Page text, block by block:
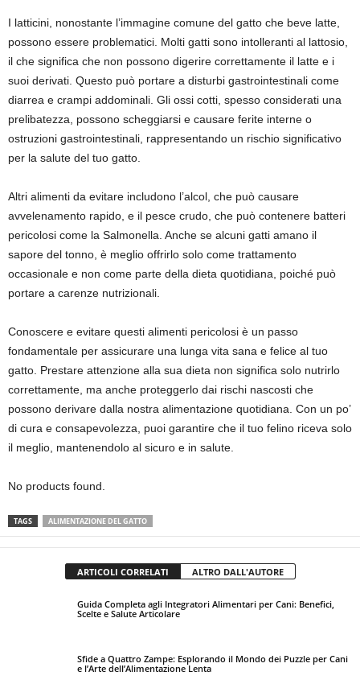
I latticini, nonostante l’immagine comune del gatto che beve latte,
possono essere problematici. Molti gatti sono intolleranti al lattosio,
il che significa che non possono digerire correttamente il latte e i
suoi derivati. Questo può portare a disturbi gastrointestinali come
diarrea e crampi addominali. Gli ossi cotti, spesso considerati una
prelibatezza, possono scheggiarsi e causare ferite interne o
ostruzioni gastrointestinali, rappresentando un rischio significativo
per la salute del tuo gatto.
Altri alimenti da evitare includono l’alcol, che può causare
avvelenamento rapido, e il pesce crudo, che può contenere batteri
pericolosi come la Salmonella. Anche se alcuni gatti amano il
sapore del tonno, è meglio offrirlo solo come trattamento
occasionale e non come parte della dieta quotidiana, poiché può
portare a carenze nutrizionali.
Conoscere e evitare questi alimenti pericolosi è un passo
fondamentale per assicurare una lunga vita sana e felice al tuo
gatto. Prestare attenzione alla sua dieta non significa solo nutrirlo
correttamente, ma anche proteggerlo dai rischi nascosti che
possono derivare dalla nostra alimentazione quotidiana. Con un po’
di cura e consapevolezza, puoi garantire che il tuo felino riceva solo
il meglio, mantenendolo al sicuro e in salute.
No products found.
TAGS ALIMENTAZIONE DEL GATTO
ARTICOLI CORRELATI ALTRO DALL'AUTORE
Guida Completa agli Integratori Alimentari per Cani: Benefici,
Scelte e Salute Articolare
Sfide a Quattro Zampe: Esplorando il Mondo dei Puzzle per Cani
e l’Arte dell’Alimentazione Lenta